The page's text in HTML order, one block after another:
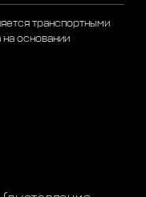
транспортными
на основании